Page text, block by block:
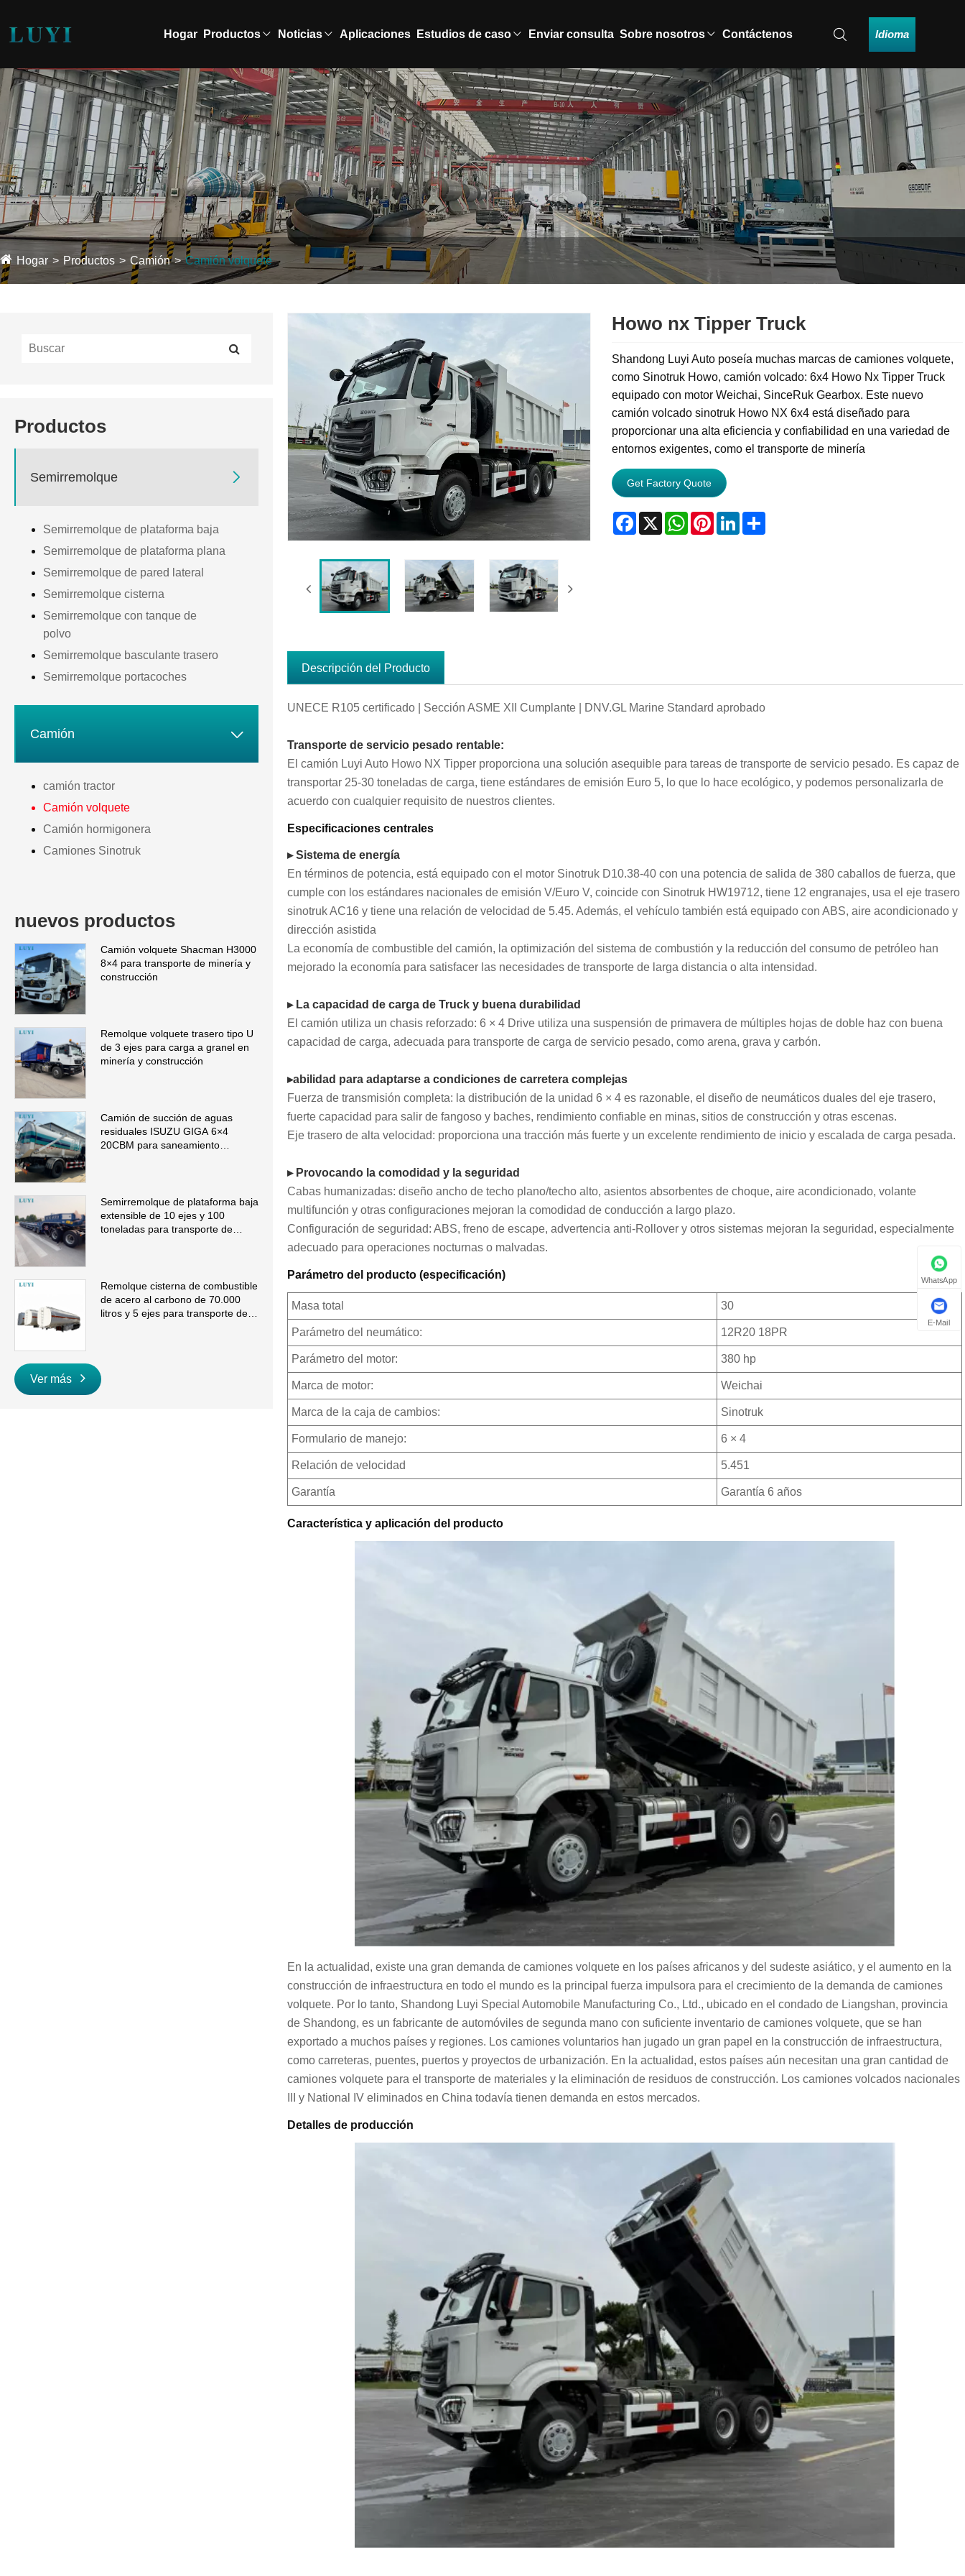
Hogar Productos Noticias Aplicaciones Estudios de caso Enviar consulta Sobre nosotros Contáctenos Idioma
Hogar Productos Camión Camión volquete
Productos
Semirremolque 
Semirremolque de plataforma baja
Semirremolque de plataforma plana
Semirremolque de pared lateral
Semirremolque cisterna
Semirremolque con tanque de
polvo
Semirremolque basculante trasero
Semirremolque portacoches
Camión 
camión tractor
Camión volquete
Camión hormigonera
Camiones Sinotruk
nuevos productos
Camión volquete Shacman H3000
8×4 para transporte de minería y
construcción
Remolque volquete trasero tipo U
de 3 ejes para carga a granel en
minería y construcción
Camión de succión de aguas
residuales ISUZU GIGA 6×4
20CBM para saneamiento
Semirremolque de plataforma baja
extensible de 10 ejes y 100
toneladas para transporte de
Remolque cisterna de combustible
de acero al carbono de 70.000
litros y 5 ejes para transporte de
Ver más
Howo nx Tipper Truck
Shandong Luyi Auto poseía muchas marcas de camiones volquete,
como Sinotruk Howo, camión volcado: 6x4 Howo Nx Tipper Truck
equipado con motor Weichai, SinceRuk Gearbox. Este nuevo
camión volcado sinotruk Howo NX 6x4 está diseñado para
proporcionar una alta eficiencia y confiabilidad en una variedad de
entornos exigentes, como el transporte de minería
Get Factory Quote
Facebook
X WhatsApp
PinterestLinkedInShare
Descripción del Producto
UNECE R105 certificado | Sección ASME XII Cumplante | DNV.GL Marine Standard aprobado
Transporte de servicio pesado rentable:
El camión Luyi Auto Howo NX Tipper proporciona una solución asequible para tareas de transporte de servicio pesado. Es capaz de
transportar 25-30 toneladas de carga, tiene estándares de emisión Euro 5, lo que lo hace ecológico, y podemos personalizarla de
acuerdo con cualquier requisito de nuestros clientes.
Especificaciones centrales
▸ Sistema de energía
En términos de potencia, está equipado con el motor Sinotruk D10.38-40 con una potencia de salida de 380 caballos de fuerza, que
cumple con los estándares nacionales de emisión V/Euro V, coincide con Sinotruk HW19712, tiene 12 engranajes, usa el eje trasero
sinotruk AC16 y tiene una relación de velocidad de 5.45. Además, el vehículo también está equipado con ABS, aire acondicionado y
dirección asistida
La economía de combustible del camión, la optimización del sistema de combustión y la reducción del consumo de petróleo han
mejorado la economía para satisfacer las necesidades de transporte de larga distancia o alta intensidad.
▸ La capacidad de carga de Truck y buena durabilidad
El camión utiliza un chasis reforzado: 6 × 4 Drive utiliza una suspensión de primavera de múltiples hojas de doble haz con buena
capacidad de carga, adecuada para transporte de carga de servicio pesado, como arena, grava y carbón.
▸abilidad para adaptarse a condiciones de carretera complejas
Fuerza de transmisión completa: la distribución de la unidad 6 × 4 es razonable, el diseño de neumáticos duales del eje trasero,
fuerte capacidad para salir de fangoso y baches, rendimiento confiable en minas, sitios de construcción y otras escenas.
Eje trasero de alta velocidad: proporciona una tracción más fuerte y un excelente rendimiento de inicio y escalada de carga pesada.
▸ Provocando la comodidad y la seguridad
Cabas humanizadas: diseño ancho de techo plano/techo alto, asientos absorbentes de choque, aire acondicionado, volante
multifunción y otras configuraciones mejoran la comodidad de conducción a largo plazo.
Configuración de seguridad: ABS, freno de escape, advertencia anti-Rollover y otros sistemas mejoran la seguridad, especialmente
adecuado para operaciones nocturnas o malvadas.
Parámetro del producto (especificación)
Masa total 30
Parámetro del neumático: 12R20 18PR
Parámetro del motor: 380 hp
Marca de motor: Weichai
Marca de la caja de cambios: Sinotruk
Formulario de manejo: 6 × 4
Relación de velocidad 5.451
Garantía Garantía 6 años
Característica y aplicación del producto
En la actualidad, existe una gran demanda de camiones volquete en los países africanos y del sudeste asiático, y el aumento en la
construcción de infraestructura en todo el mundo es la principal fuerza impulsora para el crecimiento de la demanda de camiones
volquete. Por lo tanto, Shandong Luyi Special Automobile Manufacturing Co., Ltd., ubicado en el condado de Liangshan, provincia
de Shandong, es un fabricante de automóviles de segunda mano con suficiente inventario de camiones volquete, que se han
exportado a muchos países y regiones. Los camiones voluntarios han jugado un gran papel en la construcción de infraestructura,
como carreteras, puentes, puertos y proyectos de urbanización. En la actualidad, estos países aún necesitan una gran cantidad de
camiones volquete para el transporte de materiales y la eliminación de residuos de construcción. Los camiones volcados nacionales
III y National IV eliminados en China todavía tienen demanda en estos mercados.
Detalles de producción
WhatsApp
E-Mail